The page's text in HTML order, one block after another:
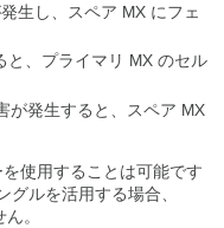
生し、スペア MX にフェ
と、プライマリ MX のセル
が発生すると、スペア MX
使用することは可能です
ルを活用する場合、
。